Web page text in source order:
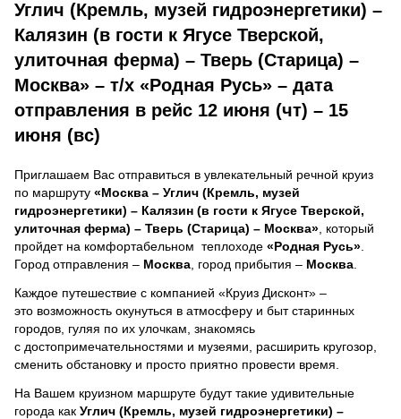
Углич (Кремль, музей гидроэнергетики) –
Калязин (в гости к Ягусе Тверской,
улиточная ферма) – Тверь (Старица) –
Москва» – т/х «Родная Русь» – дата
отправления в рейс 12 июня (чт) – 15
июня (вс)
Приглашаем Вас отправиться в увлекательный речной круиз
по маршруту «Москва – Углич (Кремль, музей
гидроэнергетики) – Калязин (в гости к Ягусе Тверской,
улиточная ферма) – Тверь (Старица) – Москва» , который
пройдет на комфортабельном теплоходе «Родная Русь»
Город отправления – Москва , город прибытия – Москва
Каждое путешествие с компанией «Круиз Дисконт» –
это возможность окунуться в атмосферу и быт старинных
городов, гуляя по их улочкам, знакомясь
с достопримечательностями и музеями, расширить кругозор,
сменить обстановку и просто приятно провести время.
На Вашем круизном маршруте будут такие удивительные
города как Углич (Кремль, музей гидроэнергетики) –